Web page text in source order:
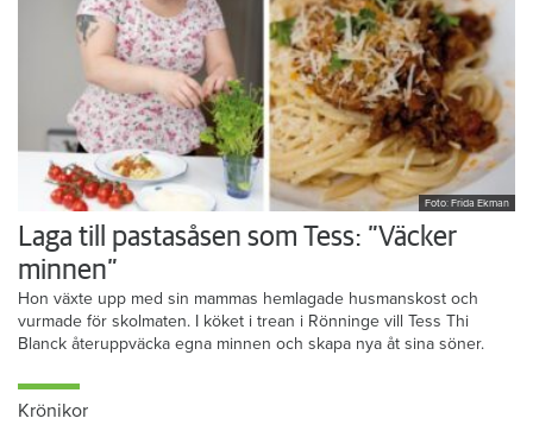
Foto: Frida Ekman
Laga till pastasåsen som Tess: ”Väcker
minnen”
Hon växte upp med sin mammas hemlagade husmanskost och
vurmade för skolmaten. I köket i trean i Rönninge vill Tess Thi
Blanck återuppväcka egna minnen och skapa nya åt sina söner.
Krönikor